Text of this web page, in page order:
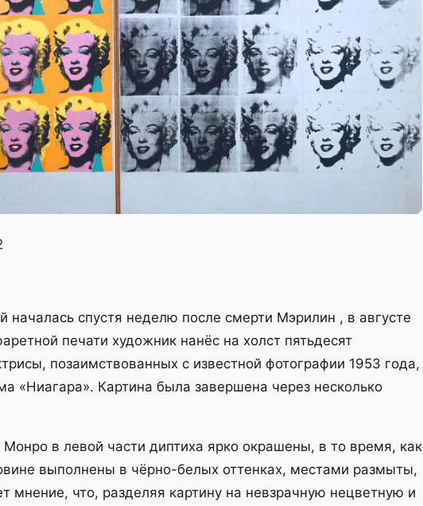
началась спустя неделю после смерти Мэрилин , в августе
печати художник нанёс на холст пятьдесят
позаимствованных с известной фотографии 1953 года,
«Ниагара». Картина была завершена через несколько
в левой части диптиха ярко окрашены, в то время, как
выполнены в чёрно-белых оттенках, местами размыты,
мнение, что, разделяя картину на невзрачную нецветную и